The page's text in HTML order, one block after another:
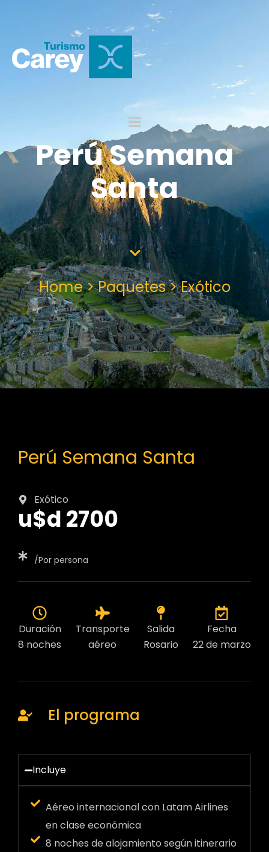
Perú Semana
Santa
Home > Paquetes > Exótico
Perú Semana Santa
Exótico
u$d 2700
/Por persona
Duración
8 noches
Transporte
aéreo
Salida
Rosario
Fecha
22 de marzo
El programa
Incluye
Aéreo internacional con Latam Airlines
en clase económica
8 noches de alojamiento según itinerario